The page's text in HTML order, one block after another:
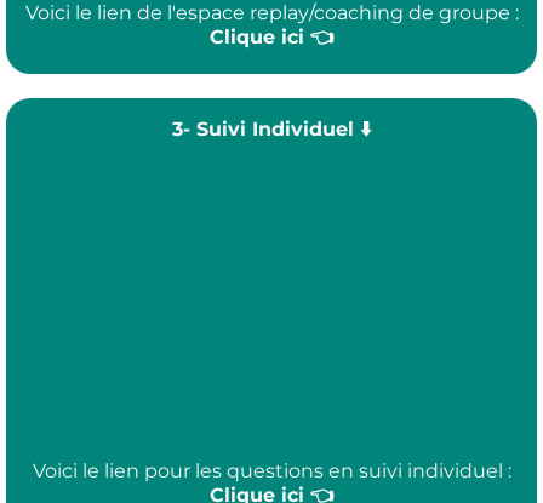
Voici le lien de l'espace replay/coaching de groupe :
Clique ici 👈
3- Suivi Individuel ⬇️
Voici le lien pour les questions en suivi individuel :
Clique ici 👈